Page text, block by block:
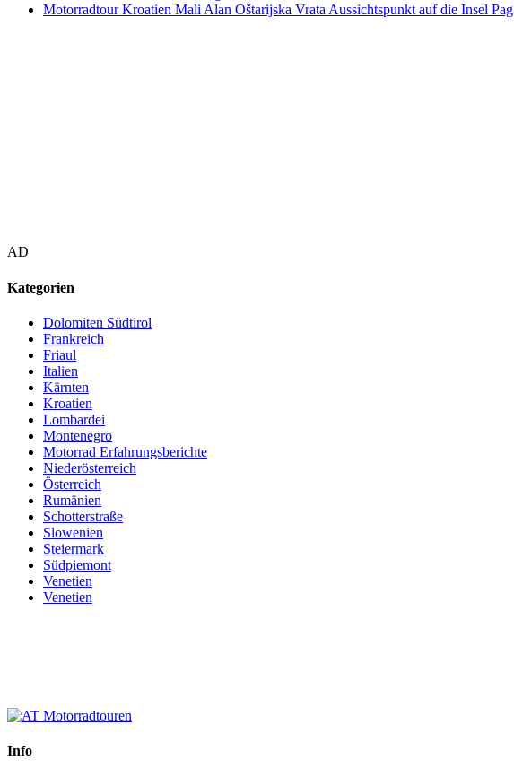
Motorradtour Kroatien Mali Alan Oštarijska Vrata Aussichtspunkt auf die Insel Pag
AD
Kategorien
Dolomiten Südtirol
Frankreich
Friaul
Italien
Kärnten
Kroatien
Lombardei
Montenegro
Motorrad Erfahrungsberichte
Niederösterreich
Österreich
Rumänien
Schotterstraße
Slowenien
Steiermark
Südpiemont
Venetien
Venetien
Info